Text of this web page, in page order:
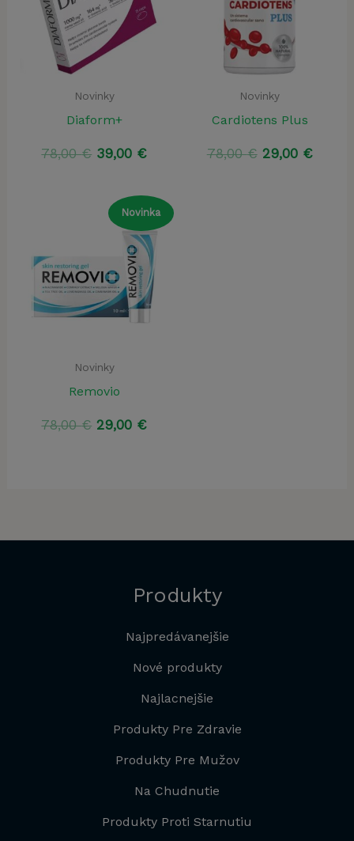
Novinky
Diaform+
78,00€ Pôvodná
78,00 €.
39,00 €Aktuálna
39,00 €.
Novinky
Cardiotens Plus
78,00€ Pôvodná
29,00 €
Novinka
Novinky
Removio
78,00€ Pôvodná
29,00 €Aktuálna
Produkty
Najpredávanejšie
Nové produkty
Najlacnejšie
Produkty Pre Zdravie
Produkty Pre Mužov
Na Chudnutie
Produkty Proti Starnutiu